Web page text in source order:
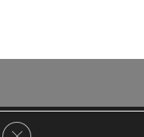
GDPR çerez şeridini